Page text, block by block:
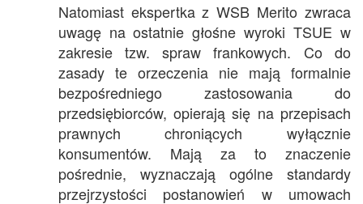
Natomiast ekspertka z WSB Merito zwraca
uwagę na ostatnie głośne wyroki TSUE w
zakresie tzw. spraw frankowych. Co do
zasady te orzeczenia nie mają formalnie
bezpośredniego zastosowania do
przedsiębiorców, opierają się na przepisach
prawnych chroniących wyłącznie
konsumentów. Mają za to znaczenie
pośrednie, wyznaczają ogólne standardy
przejrzystości postanowień w umowach